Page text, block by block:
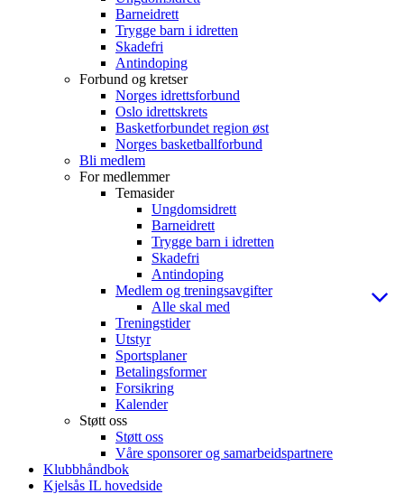
Barneidrett
Trygge barn i idretten
Skadefri
Antindoping
Forbund og kretser
Norges idrettsforbund
Oslo idrettskrets
Basketforbundet region øst
Norges basketballforbund
Bli medlem
For medlemmer
Temasider
Ungdomsidrett
Barneidrett
Trygge barn i idretten
Skadefri
Antindoping
Medlem og treningsavgifter
Alle skal med
Treningstider
Utstyr
Sportsplaner
Betalingsformer
Forsikring
Kalender
Støtt oss
Støtt oss
Våre sponsorer og samarbeidspartnere
Klubbhåndbok
Kjelsås IL hovedside